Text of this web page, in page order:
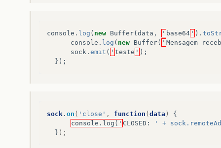
console . log ( new Buffer(data , ' base64 ' ).
console . log ( new Buffer( ' Mensagem
sock . emit ( ' teste ' );
});
sock . on ( 'close' , function (data )
{
console.log(' CLOSED :
' +
} );